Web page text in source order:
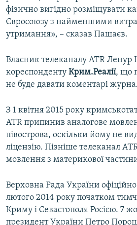
Усі сайти RFE/RL
фізично вигідно розміщувати
Євросоюзу з найменшими
утримання», – сказав Пашаєв.
Власник телеканалу ATR Ленур
кореспонденту Крим.Реалії, що
не буде давати коментарі
З 1 квітня 2015 року
ATR припинив аналогове
півострова, оскільки йому не
ліцензію. Пізніше телеканал
мовлення з материкової
Верховна Рада України
лютого 2014 року початком
Криму і Севастополя Росією. 7
президент України Петро